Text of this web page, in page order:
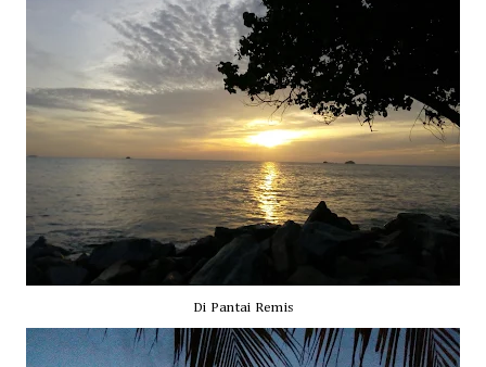
Di Pantai Remis